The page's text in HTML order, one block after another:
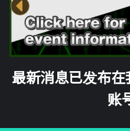
最新消息已发布
账